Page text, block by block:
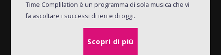
Time Complilation è un programma di sola musica che vi
fa ascoltare i successi di ieri e di oggi.
Scopri di più